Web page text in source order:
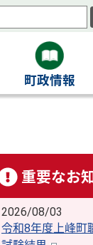
町政情報
重要なお
2026/08/03
令和8年度上峰町